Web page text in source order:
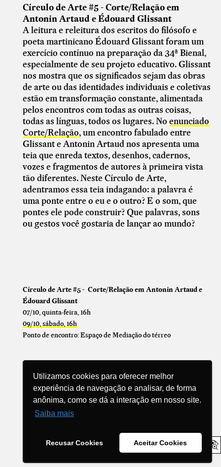
Utilizamos cookies para oferecer melhor
experiência de navegação e analisar, de forma
anônima, como se dá a interação em nosso site.
Saiba mais
Recusar Cookies Aceitar Cookies
Círculo de Arte #5 - Corte/Relação em
Antonin Artaud e Édouard Glissant
A leitura e releitura dos escritos do filósofo e
poeta martinicano Édouard Glissant foram um
exercício contínuo na preparação da 34ª Bienal,
especialmente de seu projeto educativo. Glissant
nos mostra que os significados sejam das obras
de arte ou das identidades individuais e coletivas
estão em transformação constante, alimentada
pelos encontros com todas as outras coisas,
todas as línguas, todos os lugares. No enunciado
Corte/Relação, um encontro fabulado entre
Glissant e Antonin Artaud nos apresenta uma
teia que enreda textos, desenhos, cadernos,
vozes e fragmentos de autores à primeira vista
tão diferentes. Neste Círculo de Arte,
adentramos essa teia indagando: a palavra é
uma ponte entre o eu e o outro? E o som, que
pontes ele pode construir? Que palavras, sons
ou gestos você gostaria de lançar ao mundo?
Círculo de Arte #5 - Corte/Relação em Antonin Artaud e
Édouard Glissant
07/10, quinta-feira, 16h
09/10, sábado, 16h
Ponto de encontro: Espaço de Mediação do térreo
Compartilhe